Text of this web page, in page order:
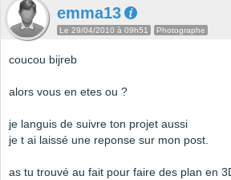
emma13
Le 29/04/2010 à 09h51 Photographe
coucou bijreb
alors vous en etes ou ?
je languis de suivre ton projet aussi
je t ai laissé une reponse sur mon post.
as tu trouvé au fait pour faire des plan en